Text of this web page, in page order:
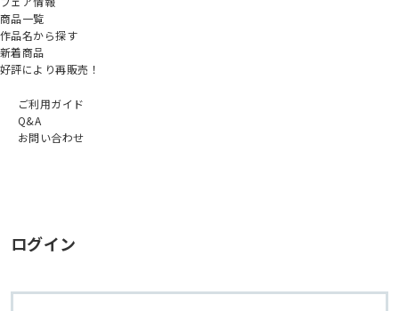
商品一覧
作品名から探す
新着商品
好評により再販売！
ご利用ガイド
Q&A
お問い合わせ
ログイン